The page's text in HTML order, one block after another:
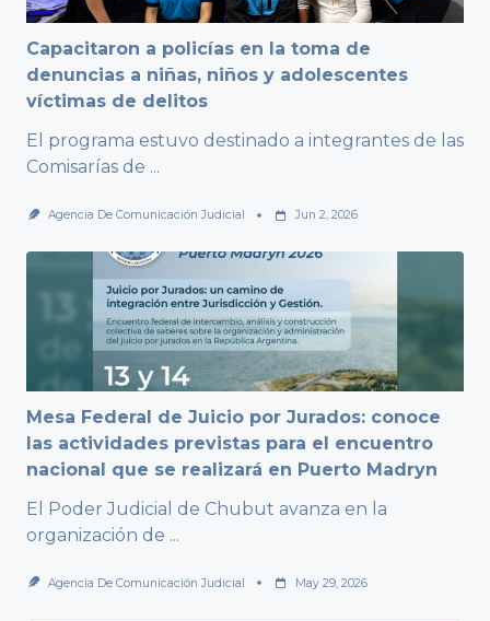
Capacitaron a policías en la toma de
denuncias a niñas, niños y adolescentes
víctimas de delitos
El programa estuvo destinado a integrantes de las
Comisarías de ...
Agencia De Comunicación Judicial Jun 2, 2026
Mesa Federal de Juicio por Jurados: conoce
las actividades previstas para el encuentro
nacional que se realizará en Puerto Madryn
El Poder Judicial de Chubut avanza en la
organización de ...
Agencia De Comunicación Judicial May 29, 2026